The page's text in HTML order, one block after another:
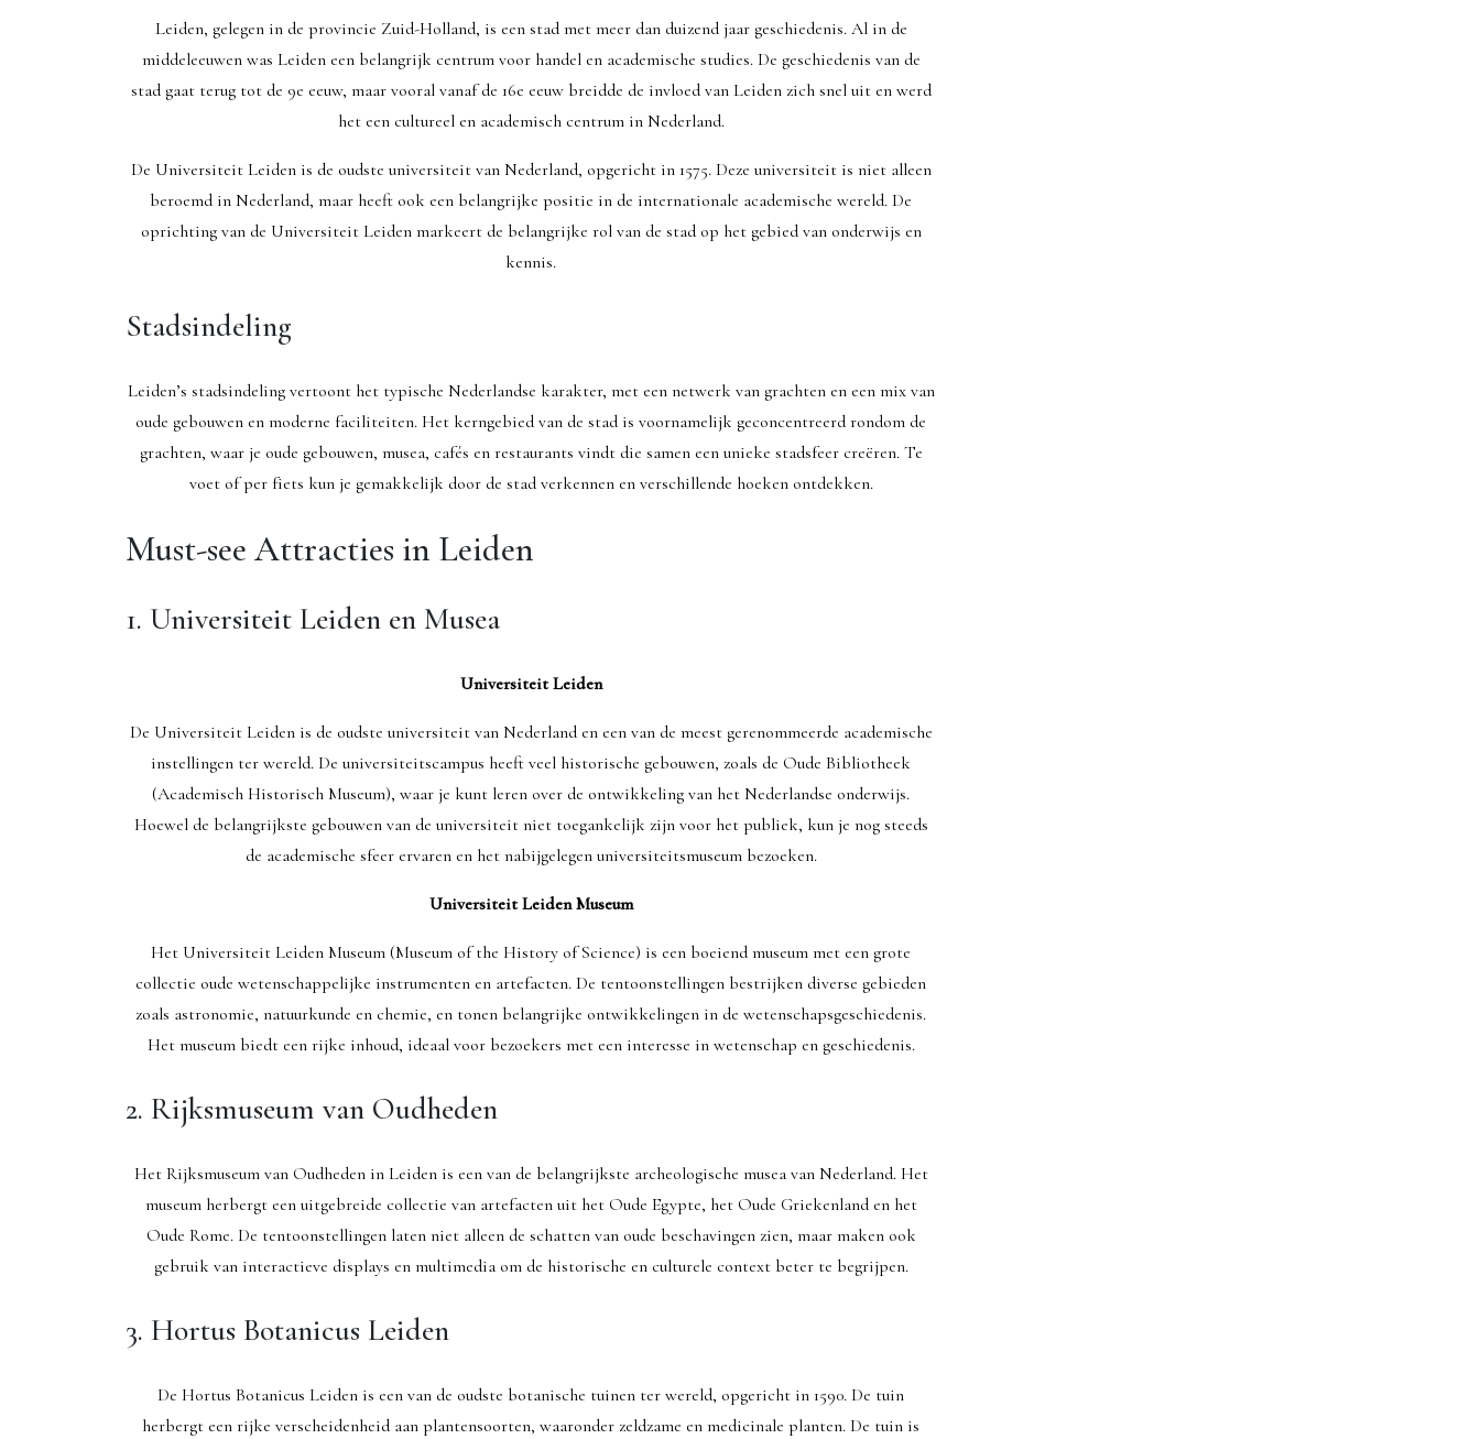
Leiden, gelegen in de provincie Zuid-Holland, is een stad met meer dan duizend jaar geschiedenis. Al in de
middeleeuwen was Leiden een belangrijk centrum voor handel en academische studies. De geschiedenis van de
stad gaat terug tot de 9e eeuw, maar vooral vanaf de 16e eeuw breidde de invloed van Leiden zich snel uit en werd
het een cultureel en academisch centrum in Nederland.
De Universiteit Leiden is de oudste universiteit van Nederland, opgericht in 1575. Deze universiteit is niet alleen
beroemd in Nederland, maar heeft ook een belangrijke positie in de internationale academische wereld. De
oprichting van de Universiteit Leiden markeert de belangrijke rol van de stad op het gebied van onderwijs en
kennis.
Stadsindeling
Leiden’s stadsindeling vertoont het typische Nederlandse karakter, met een netwerk van grachten en een mix van
oude gebouwen en moderne faciliteiten. Het kerngebied van de stad is voornamelijk geconcentreerd rondom de
grachten, waar je oude gebouwen, musea, cafés en restaurants vindt die samen een unieke stadsfeer creëren. Te
voet of per fiets kun je gemakkelijk door de stad verkennen en verschillende hoeken ontdekken.
Must-see Attracties in Leiden
1. Universiteit Leiden en Musea
Universiteit Leiden
De Universiteit Leiden is de oudste universiteit van Nederland en een van de meest gerenommeerde academische
instellingen ter wereld. De universiteitscampus heeft veel historische gebouwen, zoals de Oude Bibliotheek
(Academisch Historisch Museum), waar je kunt leren over de ontwikkeling van het Nederlandse onderwijs.
Hoewel de belangrijkste gebouwen van de universiteit niet toegankelijk zijn voor het publiek, kun je nog steeds
de academische sfeer ervaren en het nabijgelegen universiteitsmuseum bezoeken.
Universiteit Leiden Museum
Het Universiteit Leiden Museum (Museum of the History of Science) is een boeiend museum met een grote
collectie oude wetenschappelijke instrumenten en artefacten. De tentoonstellingen bestrijken diverse gebieden
zoals astronomie, natuurkunde en chemie, en tonen belangrijke ontwikkelingen in de wetenschapsgeschiedenis.
Het museum biedt een rijke inhoud, ideaal voor bezoekers met een interesse in wetenschap en geschiedenis.
2. Rijksmuseum van Oudheden
Het Rijksmuseum van Oudheden in Leiden is een van de belangrijkste archeologische musea van Nederland. Het
museum herbergt een uitgebreide collectie van artefacten uit het Oude Egypte, het Oude Griekenland en het
Oude Rome. De tentoonstellingen laten niet alleen de schatten van oude beschavingen zien, maar maken ook
gebruik van interactieve displays en multimedia om de historische en culturele context beter te begrijpen.
3. Hortus Botanicus Leiden
De Hortus Botanicus Leiden is een van de oudste botanische tuinen ter wereld, opgericht in 1590. De tuin
herbergt een rijke verscheidenheid aan plantensoorten, waaronder zeldzame en medicinale planten. De tuin is